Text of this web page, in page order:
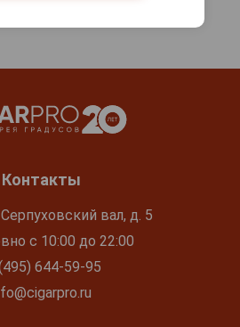
Контакты
вал, д. 5
с 10:00 до 22:00
644-59-95